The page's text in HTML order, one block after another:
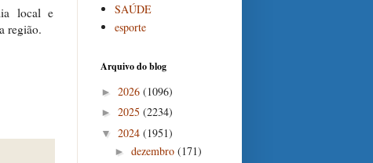
local e
região.
SAÚDE
esporte
Arquivo do blog
► 2026 (1096)
► 2025 (2234)
▼ 2024 (1951)
► dezembro (171)